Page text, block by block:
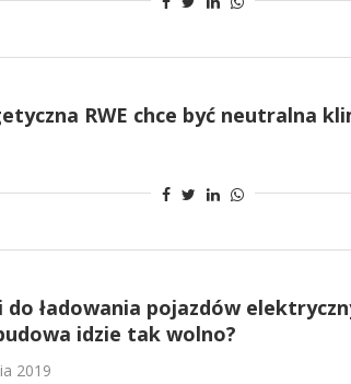
RWE chce być neutralna
do ładowania pojazdów
idzie tak wolno?
2019